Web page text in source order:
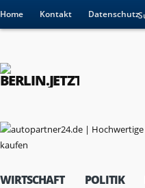
Home Kontakt Datenschutz
WIRTSCHAFT POLITIK